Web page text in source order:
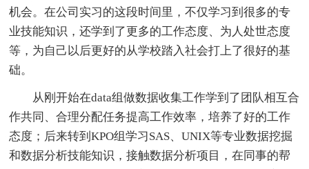
机会。在公司实习的这段时间里，不仅学习到很多的专
业技能知识，还学到了更多的工作态度、为人处世态度
等，为自己以后更好的从学校踏入社会打上了很好的基
础。
从刚开始在data组做数据收集工作学到了团队相互合
作共同、合理分配任务提高工作效率，培养了好的工作
态度；后来转到KPO组学习SAS、UNIX等专业数据挖掘
和数据分析技能知识，接触数据分析项目，在同事的帮